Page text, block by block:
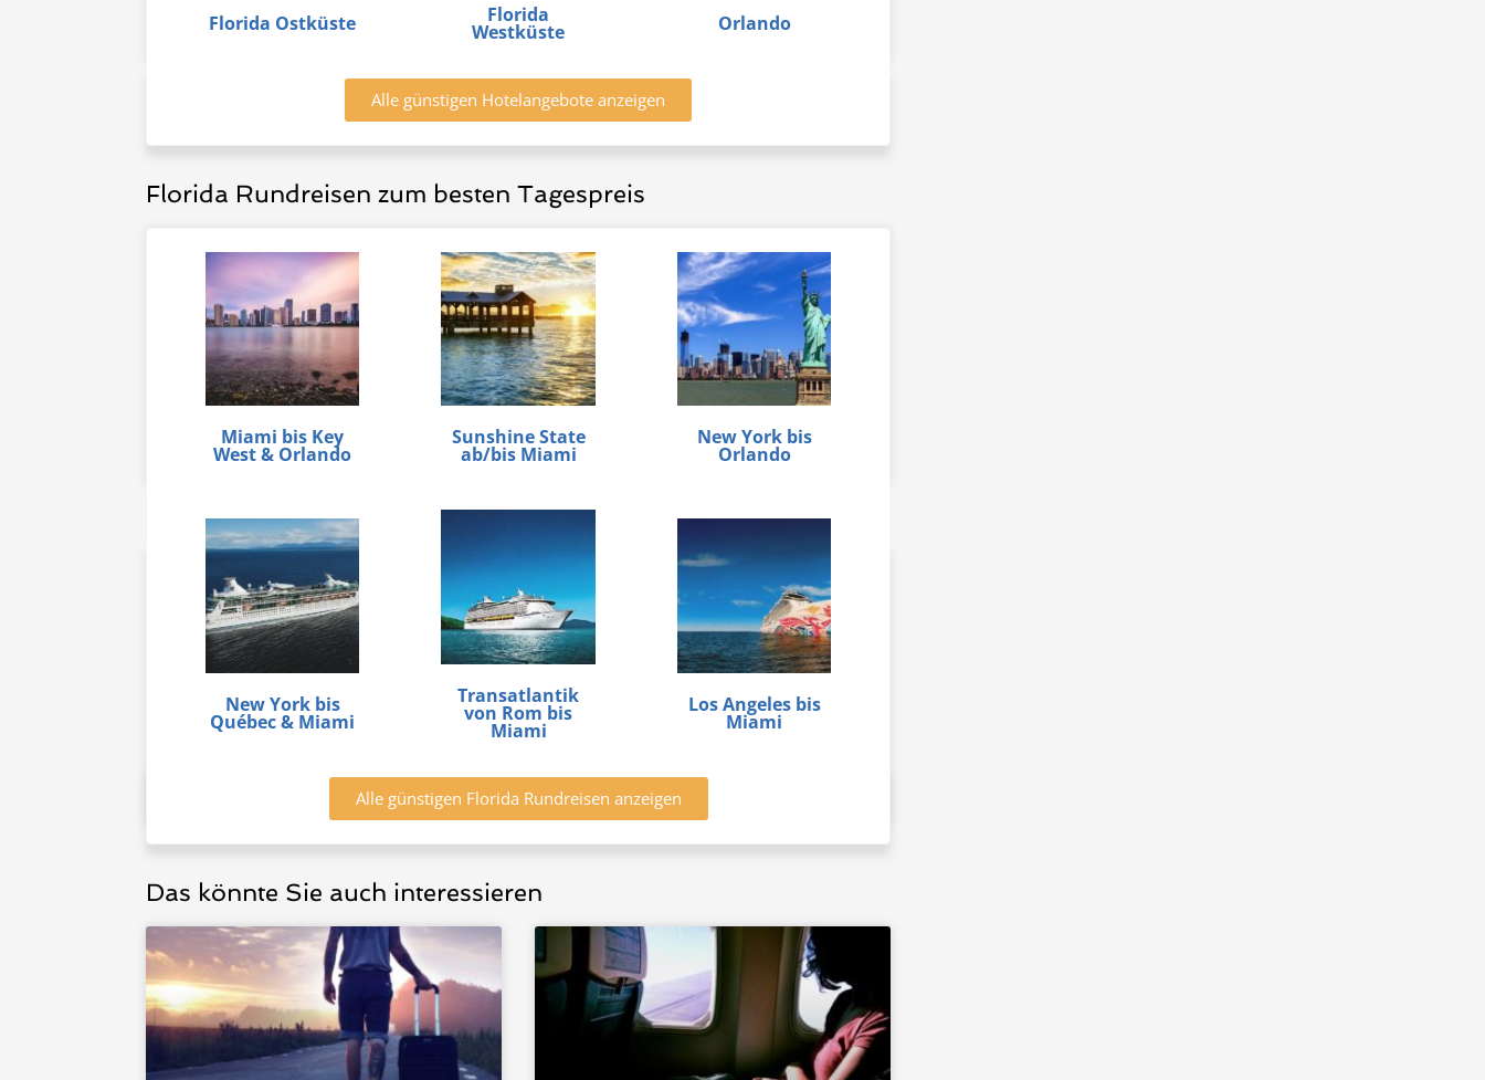
Florida Ostküste Florida
Westküste Orlando
Alle günstigen Hotelangebote anzeigen
Florida Rundreisen zum besten Tagespreis
Miami bis Key
West & Orlando
Sunshine State
ab/bis Miami
New York bis
Orlando
New York bis
Québec & Miami
Transatlantik
von Rom bis
Miami
Los Angeles bis
Miami
Alle günstigen Florida Rundreisen anzeigen
Das könnte Sie auch interessieren